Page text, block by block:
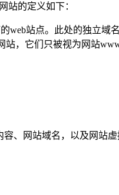
的定义如下：
站点。此处的独立域
，它们只被视为网站
、网站域名，以及网站虚